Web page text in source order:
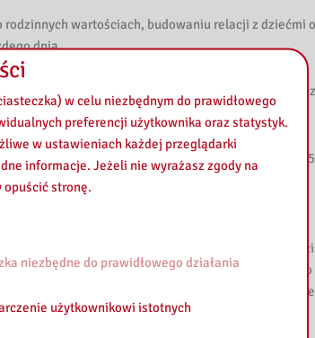
rodzinnych wartościach, budowaniu relacji z dziećmi
dnia.
historii, refleksji i inspirujących
już 19 czerwca 2026r. o 17:30 w Radio Bogoria na
do odwiedzenia Biblioteki Pedagogicznej w
) ul. 11 Listopada 48 (4-te piętro) oraz
zakładce „Integro katalog on-line” na stronie
catalog
w celu niezbędnym do prawidłowego
preferencji użytkownika oraz statystyk.
w ustawieniach każdej przeglądarki
informacje. Jeżeli nie wyrażasz zgody na
stronę.
niezbędne do prawidłowego działania
użytkownikowi istotnych